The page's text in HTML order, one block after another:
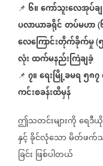
📌 ၆။ကော်သူးလေအုပ်ခ
ပလာယာခရိုင်တပ်မဟာ (
လေကြောင်းတိုက်ခိုက်မှု(
လုံးထက်မနည်းကြဲချခဲ့
📌 ၇။ရေးမြို့ခမရ ၅၈၇
ကင်းစခန်းထိမှန်
ဤသတင်းများကိုရေဒီ
နှင့်ခိုင်လုံသောမိတ်ဖက်သ
ခြင်း ဖြစ်ပါတယ်